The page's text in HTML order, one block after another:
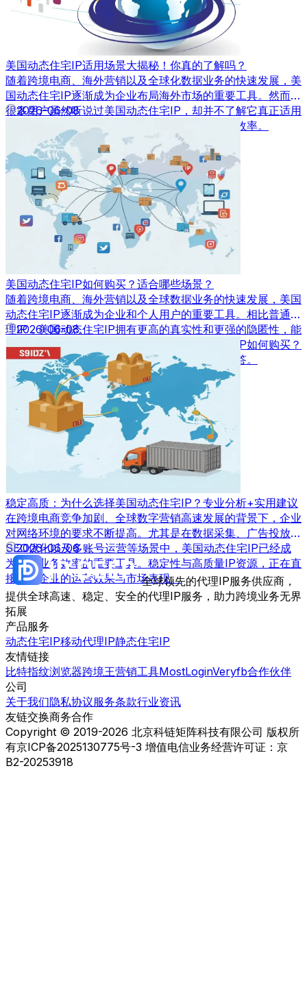
美国动态住宅IP适用场景大揭秘！你真的了解吗？
随着跨境电商、海外营销以及全球化数据业务的快速发展，美
国动态住宅IP逐渐成为企业布局海外市场的重要工具。然而，
很多用户虽然听说过美国动态住宅IP，却并不了解它真正适用
于哪些场景，也不清楚如何利用其优势提升业务效率。
2026-06-08
美国动态住宅IP如何购买？适合哪些场景？
随着跨境电商、海外营销以及全球数据业务的快速发展，美国
动态住宅IP逐渐成为企业和个人用户的重要工具。相比普通代
理IP，美国动态住宅IP拥有更高的真实性和更强的隐匿性，能
够满足多种业务场景需求。那么，美国动态住宅IP如何购买？
又适合应用在哪些场景中呢？本文将为您详细解答。
2026-06-08
稳定高质：为什么选择美国动态住宅IP？专业分析+实用建议
在跨境电商竞争加剧、全球数字营销高速发展的背景下，企业
对网络环境的要求不断提高。尤其是在数据采集、广告投放、
SEO优化以及多账号运营等场景中，美国动态住宅IP已经成
为提升业务效率的重要工具。稳定性与高质量IP资源，正在直
接影响企业的运营效果与市场表现。
2026-06-06
全球领先的代理IP服务供应商，
提供全球高速、稳定、安全的代理IP服务，助力跨境业务无界
拓展
产品服务
动态住宅IP移动代理IP静态住宅IP
友情链接
比特指纹浏览器跨境王营销工具MostLoginVeryfb合作伙伴
公司
关于我们隐私协议服务条款行业资讯
友链交换商务合作
Copyright © 2019-2026 北京科链矩阵科技有限公司 版权所
有京ICP备2025130775号-3 增值电信业务经营许可证：京
B2-20253918